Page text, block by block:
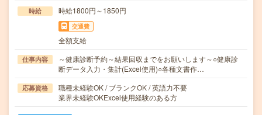
時給 時給1800円～1850円
交通費
全額支給
仕事内容
～健康診断予約～結果回収までをお願いします～○健康診
断データ入力・集計(Excel使用)○各種文書作…
応募資格
職種未経験OK / ブランクOK / 英語力不要
業界未経験OKExcel使用経験のある方